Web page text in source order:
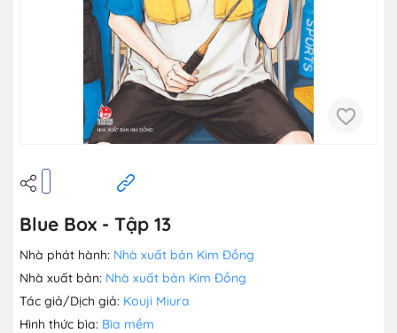
Blue Box - Tập 13
Nhà phát hành: Nhà xuất bản Kim Đồng
Nhà xuất bản: Nhà xuất bản Kim Đồng
Tác giả/Dịch giả: Kouji Miura
Hình thức bìa: Bìa mềm